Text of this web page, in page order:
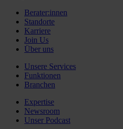
Berater:innen
Standorte
Karriere
Join Us
Über uns
Unsere Services
Funktionen
Branchen
Expertise
Newsroom
Unser Podcast